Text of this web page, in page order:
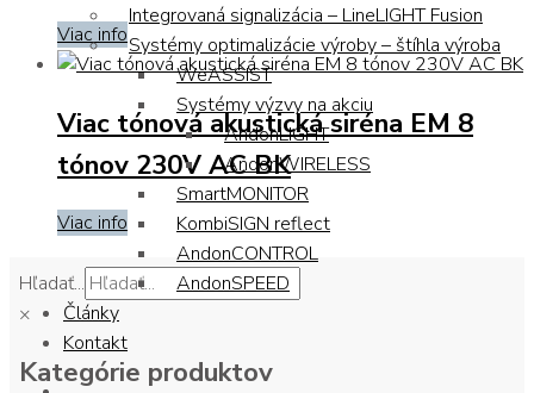
Integrovaná signalizácia – LineLIGHT Fusion
Systémy optimalizácie výroby – štíhla výroba
WeASSIST
Systémy výzvy na akciu
AndonLIGHT
AndonWIRELESS
SmartMONITOR
KombiSIGN reflect
AndonCONTROL
AndonSPEED
Články
Kontakt
Viac info
Viac tónová akustická siréna EM 8
tónov 230V AC BK
Viac info
Hľadať...
×
Kategórie produktov